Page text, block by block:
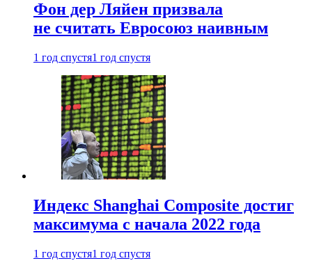
Фон дер Ляйен призвала
не считать Евросоюз наивным
1 год спустя1 год спустя
Индекс Shanghai Composite достиг
максимума с начала 2022 года
1 год спустя1 год спустя